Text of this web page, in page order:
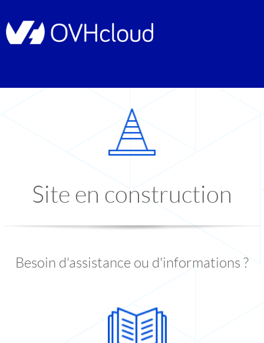
Site en construction
Besoin d'assistance ou d'informations ?